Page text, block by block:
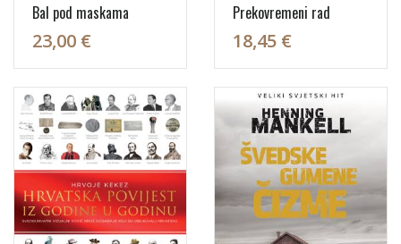
Bal pod maskama
23,00 €
Prekovremeni rad
18,45 €